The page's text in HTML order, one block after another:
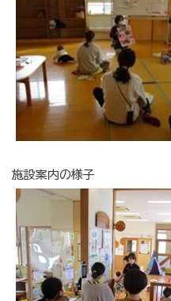
施設案内の様子